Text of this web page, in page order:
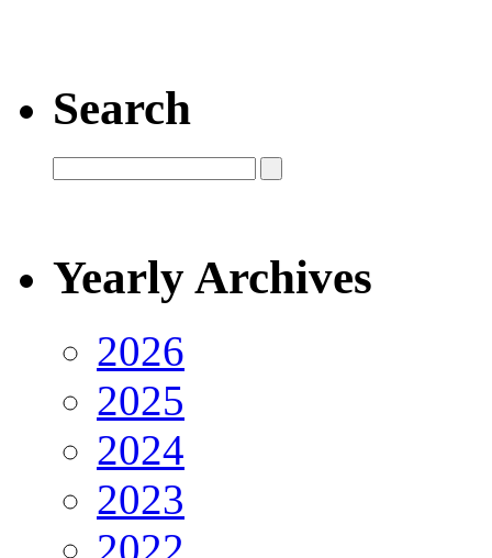
Search
Yearly Archives
2026
2025
2024
2023